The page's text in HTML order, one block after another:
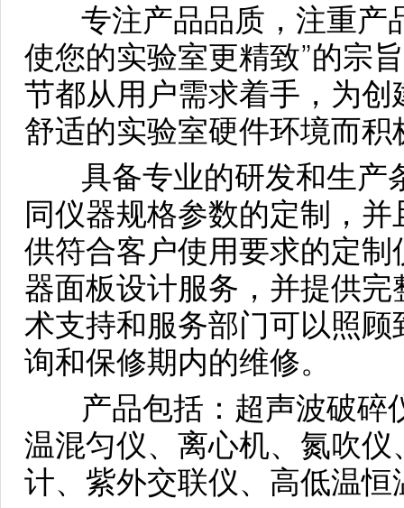
专注产品品质，注重产
使您的实验室更精致”的宗
节都从用户需求着手，为
舒适的实验室硬件环境而积
具备专业的研发和生产
同仪器规格参数的定制，
供符合客户使用要求的定
器面板设计服务，并提供
术支持和服务部门可以照
询和保修期内的维修。
产品包括：超声波破碎
温混匀仪、离心机、氮吹
计、紫外交联仪、高低温恒